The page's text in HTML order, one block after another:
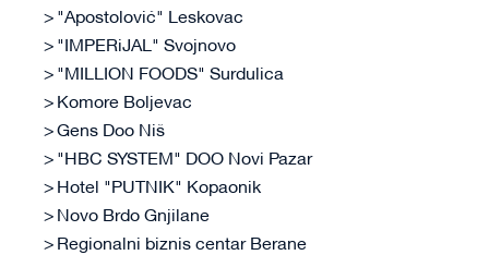
"Apostolović" Leskovac
"IMPERiJAL" Svojnovo
"MILLION FOODS" Surdulica
Komore Boljevac
Gens Doo Niš
"HBC SYSTEM" DOO Novi Pazar
Hotel "PUTNIK" Kopaonik
Novo Brdo Gnjilane
Regionalni biznis centar Berane